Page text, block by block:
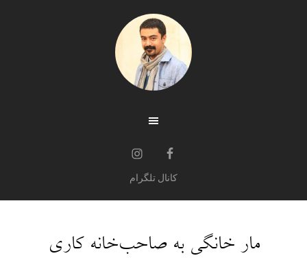
کانال تلگرام
مار خانگی به صاحب‌خانه کاری